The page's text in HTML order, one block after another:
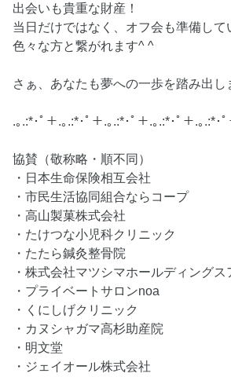
出会いも貴重な財産！
当日だけではなく、オフ会も準備して
色々な方と繋がれます^ ^
さぁ、あなたも夢への一歩を踏み出し
.｡.:*･ﾟ＋.｡.:*･ﾟ＋.｡.:*･ﾟ＋.｡.:*･ﾟ＋.｡.:*･ﾟ
協賛（敬称略・順不同）
・日本生命保険相互会社
・市民生活協同組合ならコープ
・高山製菓株式会社
・たけつな小児科クリニック
・たたら鍼灸整骨院
・株式会社マツシマホールディングス
・プライベートサロンnoa
・くにしげクリニック
・カヌシャガマ高杉助産院
・明文堂
・ジェイオール株式会社